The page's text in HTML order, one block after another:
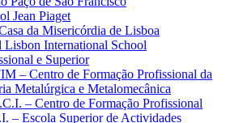
Jean Piaget
da Misericórdia de Lisboa
Lisbon International School
e Superior
– Centro de Formação Profissional da
Metalúrgica e Metalomecânica
– Centro de Formação Profissional
– Escola Superior de Actividades